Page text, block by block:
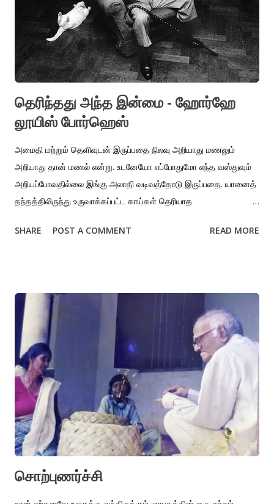
பார்த்த நிலவு ஞாபகம் வருகிறது. அன்று காலை அப்பா வுக்கும்
அம்மாவுக்கும் ஏதோ சண்டை. இயல்பானதைவிட அன்று கூடுதல்.
அம்மா அப்பாவிடம் நிறைய அடிகள் வாங்கியிருந்தாள். இடையில் புகுந்த
எனக்கும்...
தெரிந்தது அந்த இன்மை - ஹோர்ஹே
லூயிஸ் போர்ஹெஸ்
அமைதி மற்றும் தெளிவுடன் இருப்பதை நிலவு அறியாது மணலும்
அறியாது தான் மணல் என்று. உடனேயோ எப்போதுமோ எந்த வஸ்துவும்
அறியப்போவதில்லை இங்கு அலாதி வடிவத்தோடு இருப்பதை. யானைத்
தந்தத்திலிருந்து உருவாக்கப்பட்ட காய்கள் தெரியாத
கையிலிருந்து, முதல் நகர்த்தலிலிருந்து. குறுகிய மகிழ்ச்சி
நம்மால் முடிக்க இயலாத மதியவேளைப் பிரார்த்தனை எல்லாமும் வீண்.
நான் என்ற அம்பை எந்த நாண் விடுவித்திருக்கும்? அந்தக் கரத்தின்
இலக்கு எந்த உச்சமாக இருக்கும்?
SHARE POST A COMMENT READ MORE
சொற்புணர்ச்சி